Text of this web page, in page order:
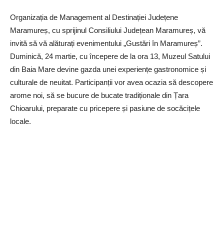
Organizația de Management al Destinației Județene
Maramureș, cu sprijinul Consiliului Județean Maramureș, vă
invită să vă alăturați evenimentului „Gustări în Maramureș”.
Duminică, 24 martie, cu începere de la ora 13, Muzeul Satului
din Baia Mare devine gazda unei experiențe gastronomice și
culturale de neuitat. Participanții vor avea ocazia să descopere
arome noi, să se bucure de bucate tradiționale din Țara
Chioarului, preparate cu pricepere și pasiune de socăcițele
locale.